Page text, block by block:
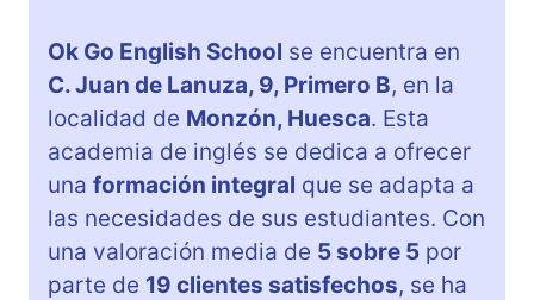
Ok Go English School se encuentra en
C. Juan de Lanuza, 9, Primero B, en la
localidad de Monzón, Huesca. Esta
academia de inglés se dedica a ofrecer
una formación integral que se adapta a
las necesidades de sus estudiantes. Con
una valoración media de 5 sobre 5 por
parte de 19 clientes satisfechos, se ha